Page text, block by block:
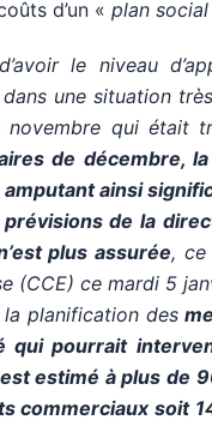
d’un « plan social
le niveau
une situation
qui était
de décembre,
amputant ainsi
prévisions de la
plus assurée, ce
(CCE) ce mardi 5
planification des
qui pourrait
estimé à plus de
commerciaux soit